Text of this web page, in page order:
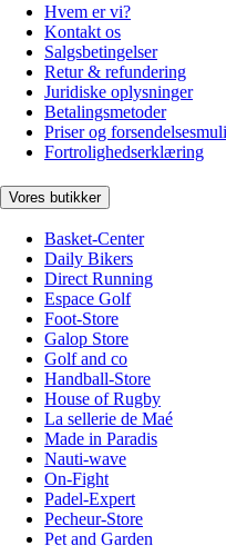
Hvem er vi?
Kontakt os
Salgsbetingelser
Retur & refundering
Juridiske oplysninger
Betalingsmetoder
Priser og
Fortrolighedserklæring
Vores butikker
Basket-Center
Daily Bikers
Direct Running
Espace Golf
Foot-Store
Galop Store
Golf and co
Handball-Store
House of Rugby
La sellerie de Maé
Made in Paradis
Nauti-wave
On-Fight
Padel-Expert
Pecheur-Store
Pet and Garden